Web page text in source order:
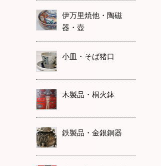
伊万里焼他・陶磁
器・壺
小皿・そば猪口
木製品・桐火鉢
鉄製品・金銀銅器